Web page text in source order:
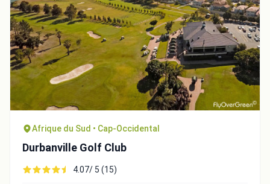
Afrique du Sud • Cap-Occidental
Durbanville Golf Club
4.07/ 5 (15)